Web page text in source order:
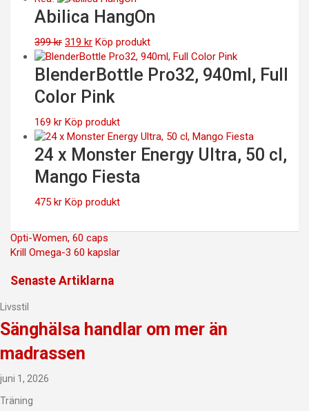
Abilica HangOn
399kr Det
ursprungliga
priset
var:
399 kr.
319 krDet
nuvarande
priset
är:
319 kr.
Köp produkt
BlenderBottle Pro32, 940ml, Full
Color Pink
169 kr Köp produkt
24 x Monster Energy Ultra, 50 cl,
Mango Fiesta
475 kr Köp produkt
Inläggsnavigering
Opti-Women, 60 caps
Krill Omega-3 60 kapslar
Senaste Artiklarna
Livsstil
Sänghälsa handlar om mer än
madrassen
juni 1, 2026
Träning